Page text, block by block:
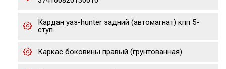
Кардан уаз-hunter задний (автомагнат) кпп 5-
ступ.
Каркас боковины правый (грунтованная)